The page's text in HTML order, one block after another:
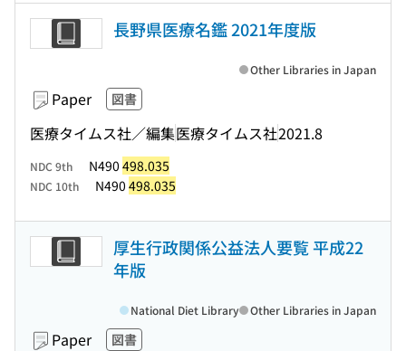
長野県医療名鑑 2021年度版
Paper 図書
医療タイムス社／編集医療タイムス社2021.8
Other Libraries in Japan
NDC 9th N490 498.035
NDC 10th N490 498.035
厚生行政関係公益法人要覧 平成22
年版
Paper 図書
National Diet Library Other Libraries in Japan